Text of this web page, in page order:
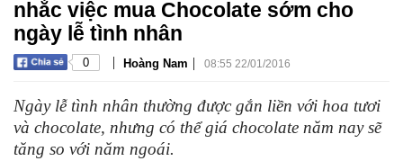
nhắc việc mua Chocolate sớm cho
ngày lễ tình nhân
0 | Hoàng Nam | 08:55 22/01/2016
Ngày lễ tình nhân thường được gắn liền với hoa tươi
và chocolate, nhưng có thể giá chocolate năm nay sẽ
tăng so với năm ngoái.